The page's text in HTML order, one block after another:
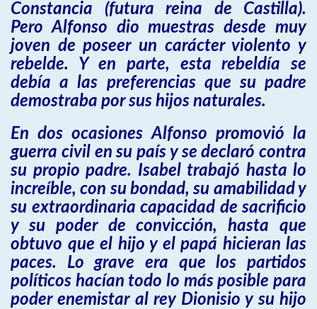
Constancia (futura reina de Castilla).
Pero Alfonso dio muestras desde muy
joven de poseer un carácter violento y
rebelde. Y en parte, esta rebeldía se
debía a las preferencias que su padre
demostraba por sus hijos naturales.
En dos ocasiones Alfonso promovió la
guerra civil en su país y se declaró contra
su propio padre. Isabel trabajó hasta lo
increíble, con su bondad, su amabilidad y
su extraordinaria capacidad de sacrificio
y su poder de convicción, hasta que
obtuvo que el hijo y el papá hicieran las
paces. Lo grave era que los partidos
políticos hacían todo lo más posible para
poder enemistar al rey Dionisio y su hijo